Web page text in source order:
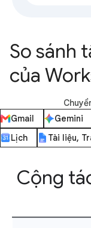
So sánh
của
Gmail
Gemini
Lịch
Tài liệu,
Cộng